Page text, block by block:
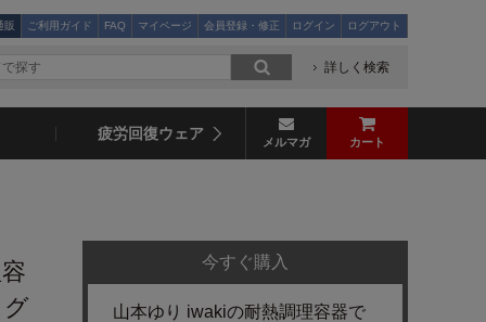
販 ご利用ガイド FAQ マイページ 会員登録・修正 ログイン ログアウト
詳しく検索
疲労回復ウェア メルマガ カート
今すぐ購入
山本ゆり iwakiの耐熱調理容器で